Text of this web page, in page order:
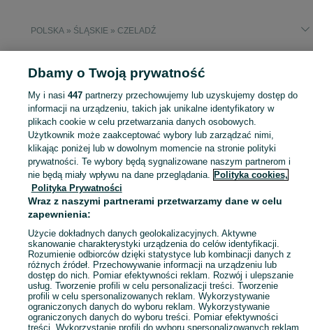
POLSKA » ŚLĄSKIE » CZELADŹ
MILITARIA
KATEGORIA
Sprzedaż militariów Czeladź ▶️ Aktualne oferty nowe i używane ✅ Szeroki wybór produktów w atrakcyjnych cenach ✌ Przeglądaj ogłoszenia na OLX.pl! Zobacz
Mapa kategorii
Mapa miejscowości
Mapa ministron
Popularne wyszukiwania
Dbamy o Twoją prywatność
My i nasi 447partnerzy przechowujemy lub uzyskujemy dostęp do
informacji na urządzeniu, takich jak unikalne identyfikatory w
plikach cookie w celu przetwarzania danych osobowych.
Użytkownik może zaakceptować wybory lub zarządzać nimi,
klikając poniżej lub w dowolnym momencie na stronie polityki
prywatności. Te wybory będą sygnalizowane naszym partnerom i
nie będą miały wpływu na dane przeglądania. Polityka cookies,
Polityka Prywatności
Wraz z naszymi partnerami przetwarzamy dane w celu
zapewnienia:
Użycie dokładnych danych geolokalizacyjnych. Aktywne
skanowanie charakterystyki urządzenia do celów identyfikacji.
Rozumienie odbiorców dzięki statystyce lub kombinacji danych z
różnych źródeł. Przechowywanie informacji na urządzeniu lub
dostęp do nich. Pomiar efektywności reklam. Rozwój i ulepszanie
usług. Tworzenie profili w celu personalizacji treści. Tworzenie
profili w celu spersonalizowanych reklam. Wykorzystywanie
ograniczonych danych do wyboru reklam. Wykorzystywanie
ograniczonych danych do wyboru treści. Pomiar efektywności
treści. Wykorzystanie profili do wyboru spersonalizowanych reklam.